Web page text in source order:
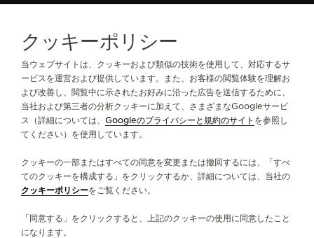
THE SOUND MAKER（サウンドメーカー）
ステラー・オデッセイ
プレシジョン・パイオニア
イベントの一覧はこちら
ブティックのご検索はこちら ブティック全店舗一覧
ラグーザ県ラグーザ
ジャガー・ルクルトについて
サービス
お問い合わせ
クッキーポリシー
当ウェブサイトは、クッキーおよび類似の技術を使用して、対応するサ
ービスを運営および提供しています。また、お客様の閲覧体験を理解お
よび改善し、閲覧中に示されたお好みに沿った広告を送信するために、
当社および第三者の分析クッキーに加えて、さまざまなGoogleサービ
ス（詳細については、 Googleのプライバシーと規約のサイト を参照し
てください）を使用しています。
クッキーの一部またはすべての同意を変更または撤回するには、「すべ
てのクッキーを構成する」をクリックするか、詳細については、当社の
クッキーポリシーをご覧ください。
「同意する」をクリックすると、上記のクッキーの使用に同意したこと
になります。